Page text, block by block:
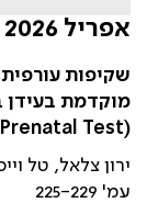
אפריל 2026
שקיפות
Prenatal Test)
ירון צלאל, טל
עמ' 225-229